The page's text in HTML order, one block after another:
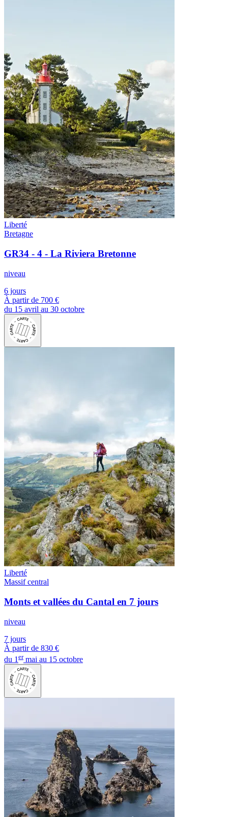
Liberté
Bretagne
GR34 - 4 - La Riviera Bretonne
niveau
6 jours
À partir de 700 €
du 15 avril au 30 octobre
Liberté
Massif central
Monts et vallées du Cantal en 7 jours
niveau
7 jours
À partir de 830 €
du 1 ermai au 15 octobre